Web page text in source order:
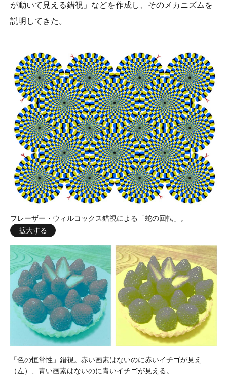
が動いて見える錯視」などを作成し、そのメカニズムを
説明してきた。
フレーザー・ウィルコックス錯視による「蛇の回転」。
拡大する
「色の恒常性」錯視。赤い画素はないのに赤いイチゴが見え
（左）、青い画素はないのに青いイチゴが見える。